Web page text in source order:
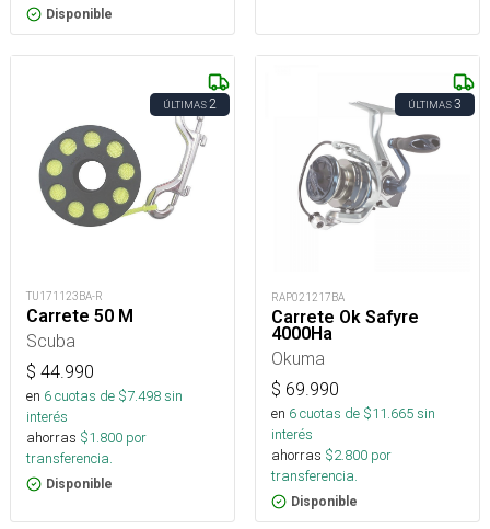
Disponible
ÚLTIMAS2
TU171123BA-R
Carrete 50 M
Scuba
$ 44.990
en 6cuotas de $7.498sin
interés
ahorras $1.800 por
transferencia.
Disponible
ÚLTIMAS3
RAP021217BA
Carrete Ok Safyre
4000Ha
Okuma
$ 69.990
en 6cuotas de $11.665sin
interés
ahorras $2.800 por
transferencia.
Disponible